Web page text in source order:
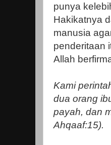
punya
Hakikatnya
manusia
penderitaan
Allah
Kami
dua orang
payah, dan
Ahqaaf:15).